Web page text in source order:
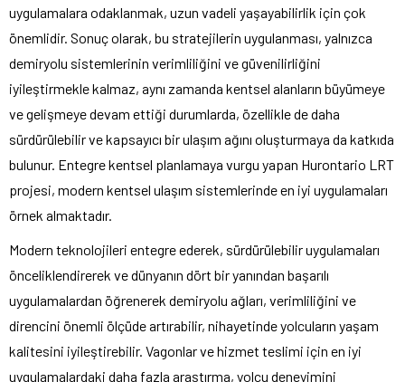
uygulamalara odaklanmak, uzun vadeli yaşayabilirlik için çok
önemlidir. Sonuç olarak, bu stratejilerin uygulanması, yalnızca
demiryolu sistemlerinin verimliliğini ve güvenilirliğini
iyileştirmekle kalmaz, aynı zamanda kentsel alanların büyümeye
ve gelişmeye devam ettiği durumlarda, özellikle de daha
sürdürülebilir ve kapsayıcı bir ulaşım ağını oluşturmaya da katkıda
bulunur. Entegre kentsel planlamaya vurgu yapan Hurontario LRT
projesi, modern kentsel ulaşım sistemlerinde en iyi uygulamaları
örnek almaktadır.
Modern teknolojileri entegre ederek, sürdürülebilir uygulamaları
önceliklendirerek ve dünyanın dört bir yanından başarılı
uygulamalardan öğrenerek demiryolu ağları, verimliliğini ve
direncini önemli ölçüde artırabilir, nihayetinde yolcuların yaşam
kalitesini iyileştirebilir. Vagonlar ve hizmet teslimi için en iyi
uygulamalardaki daha fazla araştırma, yolcu deneyimini